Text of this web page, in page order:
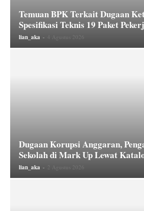
Temuan BPK Terkait Dugaan
Spesifikasi Teknis 19 Paket
lian_aka - 4 Agustus 2026
Dugaan Korupsi Anggaran,
Sekolah di Mark Up Lewat
lian_aka - 2 Agustus 2026